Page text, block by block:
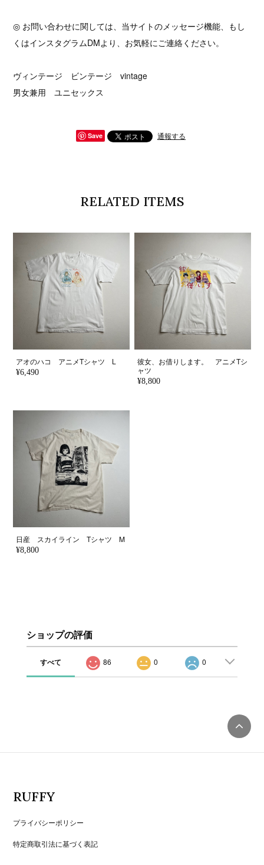
◎ お問い合わせに関しては、当サイトのメッセージ機能、もし
くはインスタグラムDMより、お気軽にご連絡ください。
ヴィンテージ ビンテージ vintage
男女兼用 ユニセックス
Save 通報する
RELATED ITEMS
アオのハコ アニメTシャツ L
¥6,490
彼女、お借りします。 アニメTシ
ャツ
¥8,800
日産 スカイライン Tシャツ M
¥8,800
ショップの評価
すべて 86 0 0
RUFFY
プライバシーポリシー
特定商取引法に基づく表記